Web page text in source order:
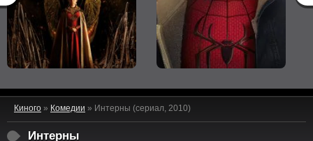
Киного » Комедии » Интерны (сериал, 2010)
Интерны